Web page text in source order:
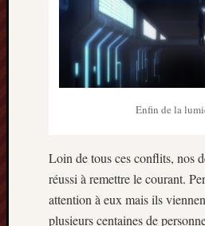
Enfin de la
Loin de tous ces conflits, nos
réussi à remettre le courant.
attention à eux mais ils
plusieurs centaines de